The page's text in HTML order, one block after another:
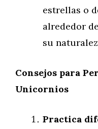
estrellas o
alrededor
su
Consejos para
Unicornios
Practica